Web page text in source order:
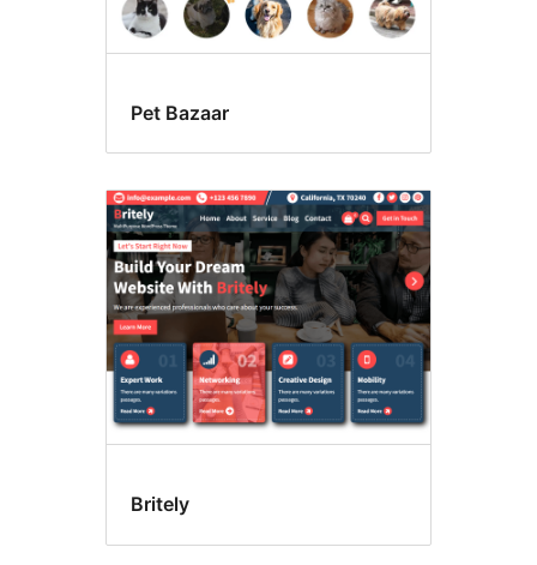
Pet Bazaar
Britely